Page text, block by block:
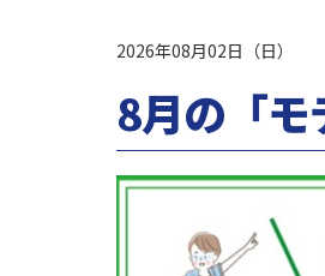
2026年08月02日（日）
8月の「